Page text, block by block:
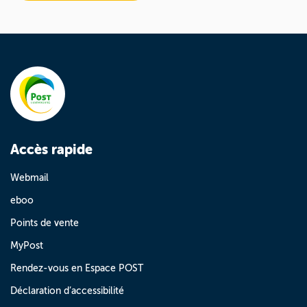
Accès rapide
Webmail
eboo
Points de vente
MyPost
Rendez-vous en Espace POST
Déclaration d’accessibilité